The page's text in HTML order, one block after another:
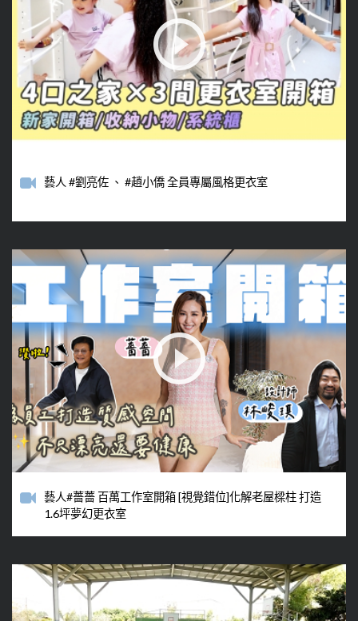
藝人 #劉亮佐 、 #趙小僑 全員專屬風格更衣室
藝人#薔薔 百萬工作室開箱 [視覺錯位]化解老屋樑柱 打造
1.6坪夢幻更衣室